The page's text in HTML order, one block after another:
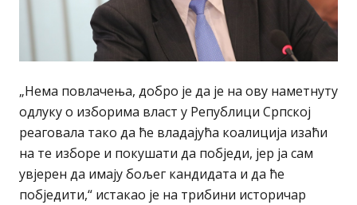
„Нема повлачења, добро је да је на ову наметнуту
одлуку о изборима власт у Републици Српској
реаговала тако да ће владајућа коалиција изаћи
на те изборе и покушати да побједи, јер ја сам
увјерен да имају бољег кандидата и да ће
побједити,“ истакао је на трибини историчар